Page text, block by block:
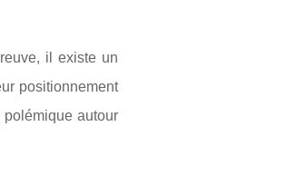
il existe un
positionnement
autour